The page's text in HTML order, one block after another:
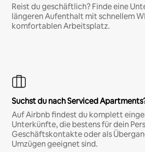
Reist du geschäftlich? Finde eine
längeren Aufenthalt mit schnellem
komfortablen Arbeitsplatz.
Suchst du nach Serviced
Auf Airbnb findest du komplett
Unterkünfte, die bestens für dein
Geschäftskontakte oder als
Umzügen geeignet sind.